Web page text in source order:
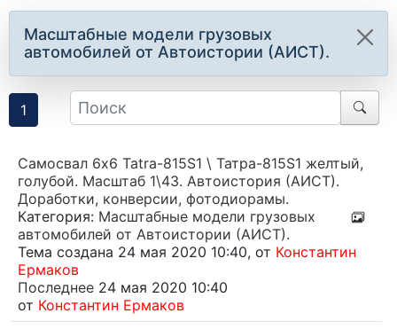
Масштабные модели грузовых
автомобилей от Автоистории (АИСТ).
1
Самосвал 6х6 Tatra-815S1 \ Татра-815S1 желтый,
голубой. Масштаб 1\43. Автоистория (АИСТ).
Доработки, конверсии, фотодиорамы.
Категория: Масштабные модели грузовых
автомобилей от Автоистории (АИСТ).
Тема создана 24 мая 2020 10:40, от Константин
Ермаков
Последнее 24 мая 2020 10:40
от Константин Ермаков